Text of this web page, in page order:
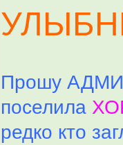
Прошу
поселила
редко кто